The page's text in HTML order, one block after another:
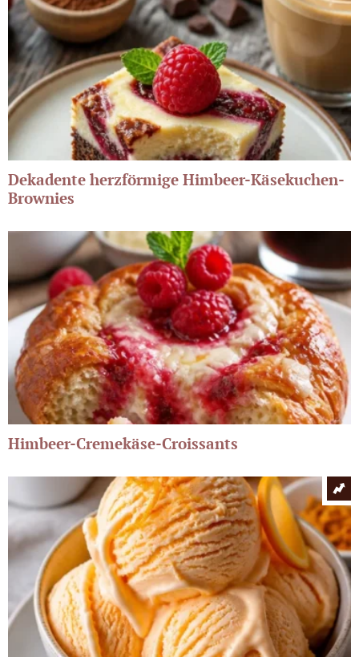
Dekadente herzförmige Himbeer-Käsekuchen-
Brownies
Himbeer-Cremekäse-Croissants